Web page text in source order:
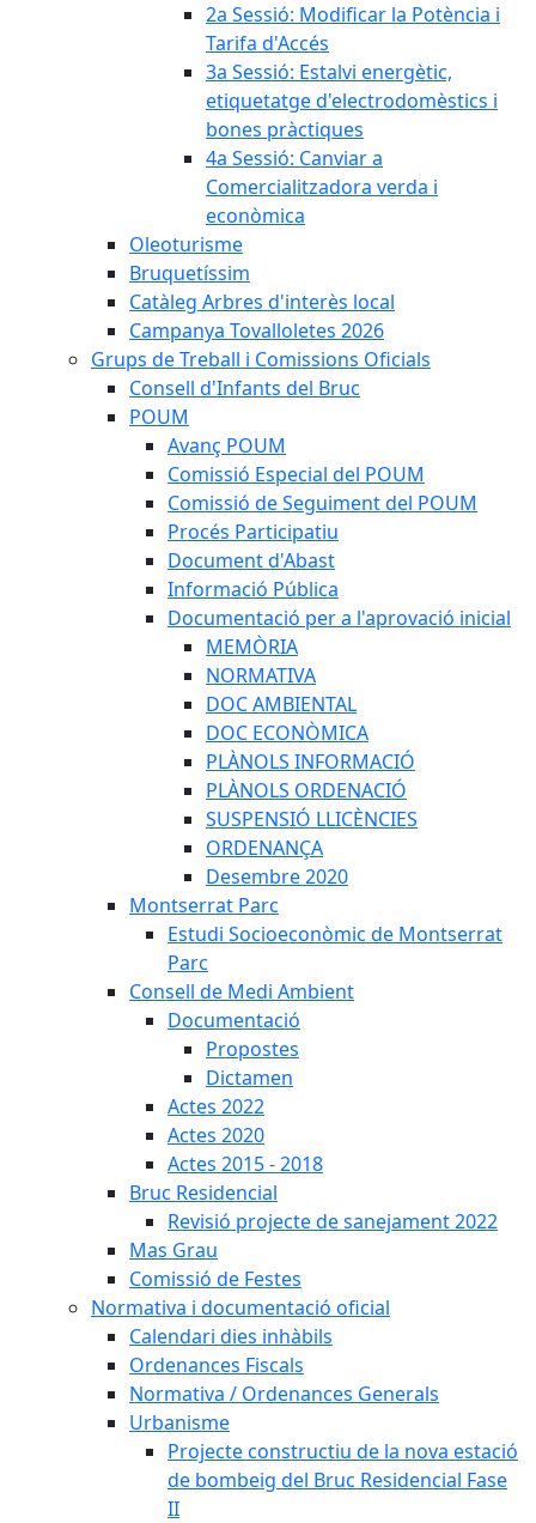
2a Sessió: Modificar la Potència i
Tarifa d'Accés
3a Sessió: Estalvi energètic,
etiquetatge d'electrodomèstics i
bones pràctiques
4a Sessió: Canviar a
Comercialitzadora verda i
econòmica
Oleoturisme
Bruquetíssim
Catàleg Arbres d'interès local
Campanya Tovalloletes 2026
Grups de Treball i Comissions Oficials
Consell d'Infants del Bruc
POUM
Avanç POUM
Comissió Especial del POUM
Comissió de Seguiment del POUM
Procés Participatiu
Document d'Abast
Informació Pública
Documentació per a l'aprovació inicial
MEMÒRIA
NORMATIVA
DOC AMBIENTAL
DOC ECONÒMICA
PLÀNOLS INFORMACIÓ
PLÀNOLS ORDENACIÓ
SUSPENSIÓ LLICÈNCIES
ORDENANÇA
Desembre 2020
Montserrat Parc
Estudi Socioeconòmic de Montserrat
Parc
Consell de Medi Ambient
Documentació
Propostes
Dictamen
Actes 2022
Actes 2020
Actes 2015 - 2018
Bruc Residencial
Revisió projecte de sanejament 2022
Mas Grau
Comissió de Festes
Normativa i documentació oficial
Calendari dies inhàbils
Ordenances Fiscals
Normativa / Ordenances Generals
Urbanisme
Projecte constructiu de la nova estació
de bombeig del Bruc Residencial Fase
II